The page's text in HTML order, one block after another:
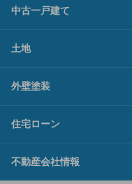
中古一戸建て
土地
外壁塗装
住宅ローン
不動産会社情報